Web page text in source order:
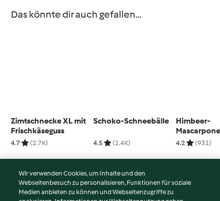
Das könnte dir auch gefallen...
Zimtschnecke XL mit
Frischkäseguss
4.7 (2.7K)
Schoko-Schneebälle
4.5 (2.4K)
Himbeer-
4.2 (931)
© Copyright 2026
Wir verwenden Cookies, um Inhalte und den
Webseitenbesuch zu personalisieren, Funktionen für soziale
Medien anbieten zu können und Webseitenzugriffe zu